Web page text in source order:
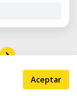
Aceptar